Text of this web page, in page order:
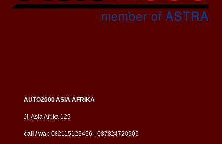
AUTO2000 ASIA AFRIKA
Jl. Asia Afrika 125
call / wa :082115123456 - 087824720505